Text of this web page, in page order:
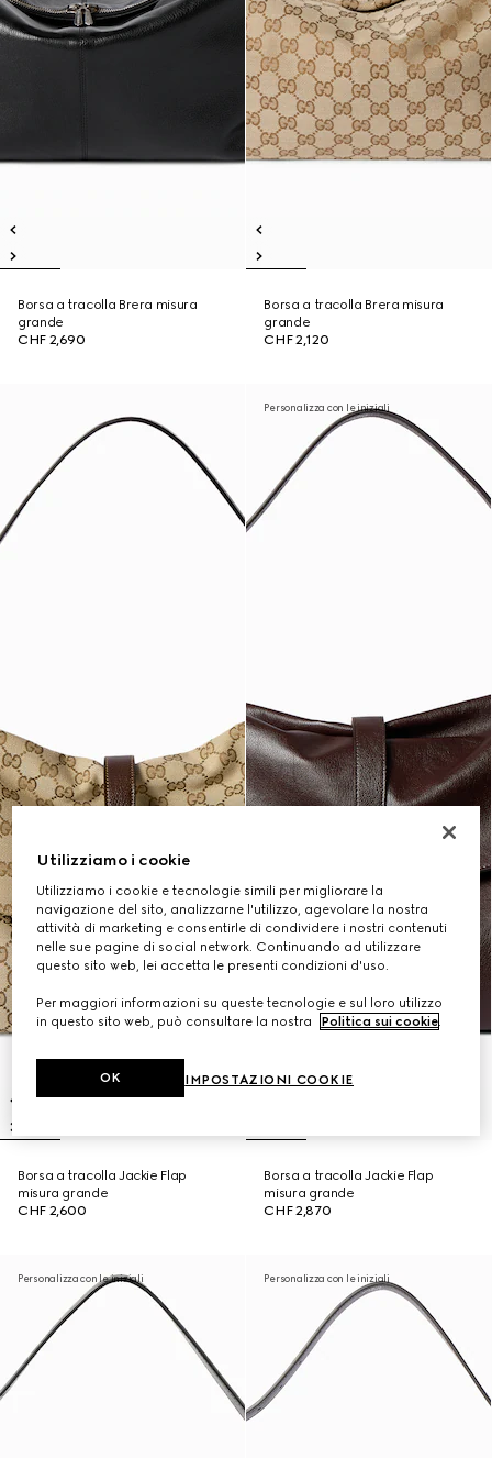
Borsa a tracolla Brera misura
grande
CHF 2,690
Borsa a tracolla Brera misura
grande
CHF 2,120
Borsa a tracolla Jackie Flap
misura grande
CHF 2,600
Personalizza con le iniziali
Borsa a tracolla Jackie Flap
misura grande
CHF 2,870
Personalizza con le iniziali Personalizza con le iniziali
Utilizziamo i cookie
Utilizziamo i cookie e tecnologie simili per migliorare la
navigazione del sito, analizzarne l'utilizzo, agevolare la nostra
attività di marketing e consentirle di condividere i nostri contenuti
nelle sue pagine di social network. Continuando ad utilizzare
questo sito web, lei accetta le presenti condizioni d'uso.
Per maggiori informazioni su queste tecnologie e sul loro utilizzo
in questo sito web, può consultare la nostra
Politica sui cookie.
IMPOSTAZIONI COOKIE
OK